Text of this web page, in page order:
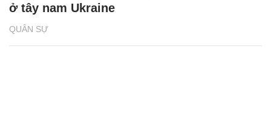
QUÂN SỰ
ở tây nam Ukraine